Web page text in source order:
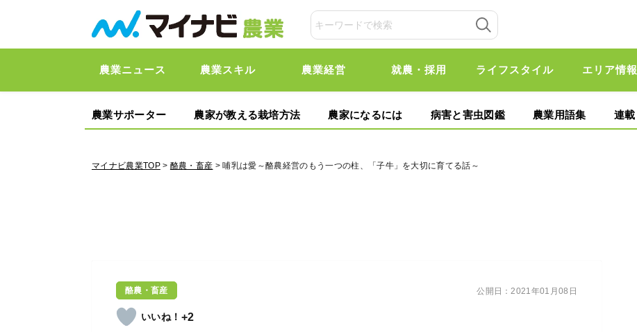
農業ニュース 農業スキル 農業経営 就農・採用 ライフスタイル エリア情報
農業サポーター 農家が教える栽培方法 農家になるには 病害と害虫図鑑 農業用語集 連載
マイナビ農業TOP> 酪農・畜産 > 哺乳は愛～酪農経営のもう一つの柱、「子牛」を大切に育てる話～
酪農・畜産
+2
公開日：2021年01月08日